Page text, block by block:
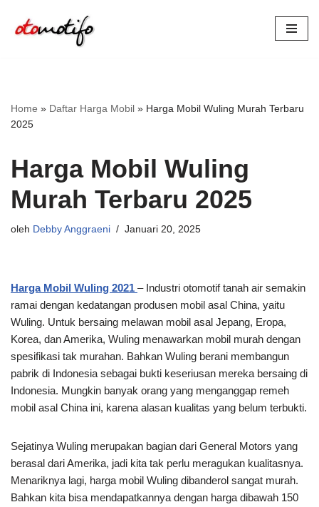
Lompat
Home » Daftar Harga Mobil » Harga Mobil Wuling Murah Terbaru
2025
Harga Mobil Wuling
Murah Terbaru 2025
oleh Debby Anggraeni Januari 20, 2025
Harga Mobil Wuling 2021 – Industri otomotif tanah air semakin
ramai dengan kedatangan produsen mobil asal China, yaitu
Wuling. Untuk bersaing melawan mobil asal Jepang, Eropa,
Korea, dan Amerika, Wuling menawarkan mobil murah dengan
spesifikasi tak murahan. Bahkan Wuling berani membangun
pabrik di Indonesia sebagai bukti keseriusan mereka bersaing di
Indonesia. Mungkin banyak orang yang menganggap remeh
mobil asal China ini, karena alasan kualitas yang belum terbukti.
Sejatinya Wuling merupakan bagian dari General Motors yang
berasal dari Amerika, jadi kita tak perlu meragukan kualitasnya.
Menariknya lagi, harga mobil Wuling dibanderol sangat murah.
Bahkan kita bisa mendapatkannya dengan harga dibawah 150